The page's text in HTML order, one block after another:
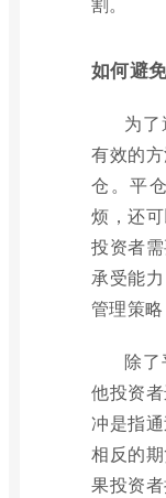
如何避
为
有效的
仓。平
烦，还
投资者
承受能
管理策略
除
他投资
冲是指
相反的
果投资